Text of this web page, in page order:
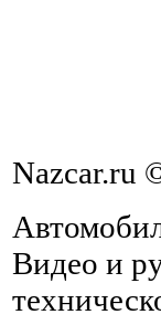
Nazcar.ru
Видео и